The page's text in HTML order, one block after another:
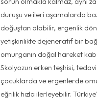
duruşu ve ileri aşamalarda
doğuştan olabilir, ergenlik
yetişkinlikte dejeneratif bir
omurganın doğal hareket
Skolyozun erken teşhisi,
çocuklarda ve ergenlerde
eğrilik hızla ilerleyebilir.